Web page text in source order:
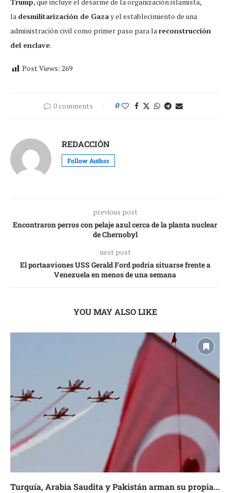
la desmilitarización de Gazay el establecimiento de una
administración civil como primer paso para lareconstrucción
del enclave.
Post Views: 269
0 comments 0
REDACCIÓN
Follow Author
previous post
Encontraron perros con pelaje azul cerca de la planta nuclear
de Chernobyl
next post
El portaaviones USS Gerald Ford podría situarse frente a
Venezuela en menos de una semana
YOU MAY ALSO LIKE
Turquía, Arabia Saudita y Pakistán arman su propia...